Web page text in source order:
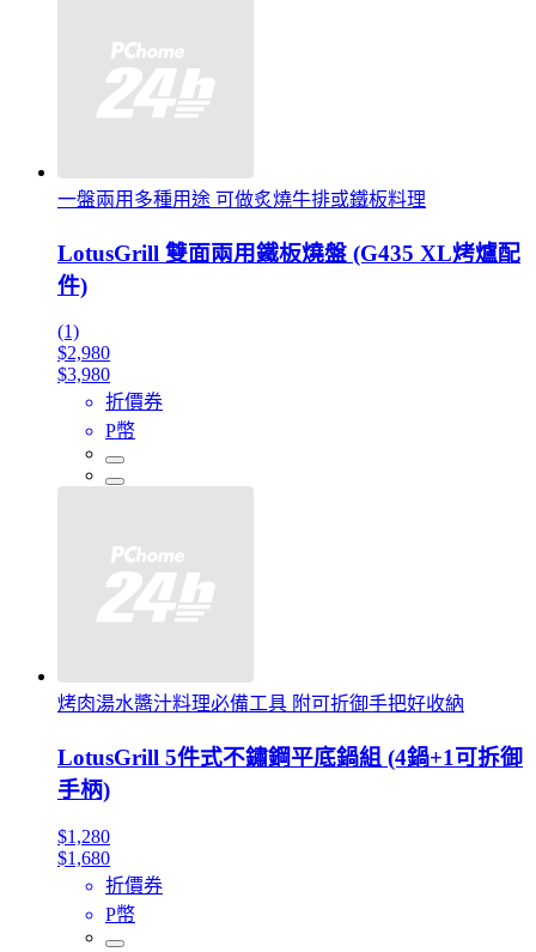
一盤兩用多種用途 可做炙燒牛排或鐵板料理
LotusGrill 雙面兩用鐵板燒盤 (G435 XL烤爐配
件)
(1)
$2,980
$3,980
折價券
P幣
烤肉湯水醬汁料理必備工具 附可折御手把好收納
LotusGrill 5件式不鏽鋼平底鍋組 (4鍋+1可拆御
手柄)
$1,280
$1,680
折價券
P幣